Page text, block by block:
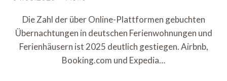
Die Zahl der über Online-Plattformen gebuchten
Übernachtungen in deutschen Ferienwohnungen und
Ferienhäusern ist 2025 deutlich gestiegen. Airbnb,
Booking.com und Expedia…